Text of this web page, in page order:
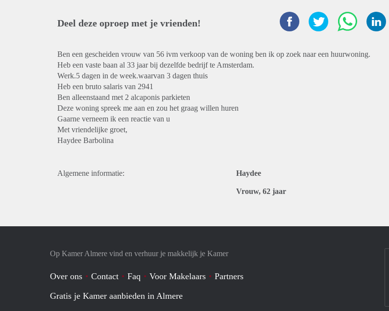
Deel deze oproep met je vrienden!
Ben een gescheiden vrouw van 56 ivm verkoop van de woning ben ik op zoek naar een huurwoning.
Heb een vaste baan al 33 jaar bij dezelfde bedrijf te Amsterdam.
Werk.5 dagen in de week.waarvan 3 dagen thuis
Heb een bruto salaris van 2941
Ben alleenstaand met 2 alcaponis parkieten
Deze woning spreek me aan en zou het graag willen huren
Gaarne verneem ik een reactie van u
Met vriendelijke groet,
Haydee Barbolina
Algemene informatie: Haydee
Vrouw, 62 jaar
Op Kamer Almere vind en verhuur je makkelijk je Kamer
Over ons Contact Faq Voor Makelaars
Partners
Gratis je Kamer aanbieden in Almere